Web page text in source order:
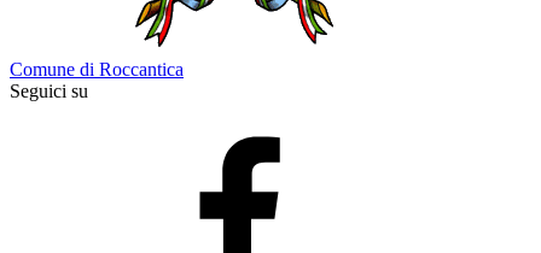
Comune di Roccantica
Seguici su